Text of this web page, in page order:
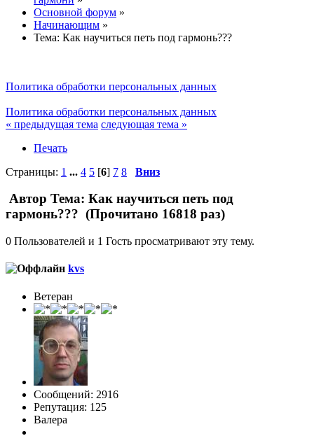
Основной форум »
Начинающим »
Тема: Как научиться петь под гармонь???
Политика обработки персональных данных
Политика обработки персональных данных
« предыдущая тема следующая тема »
Печать
Страницы: 1 ... 4 5 [6] 7 8 Вниз
Автор Тема: Как научиться петь под
гармонь??? (Прочитано 16818 раз)
0 Пользователей и 1 Гость просматривают эту тему.
kvs
Ветеран
Сообщений: 2916
Репутация: 125
Валера